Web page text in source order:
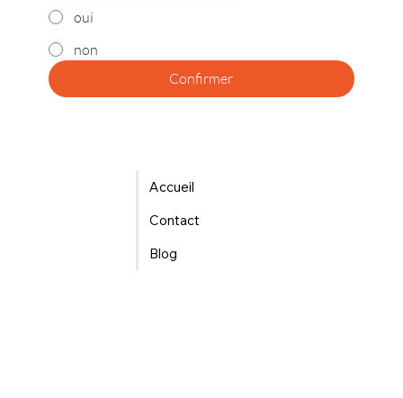
oui
non
Confirmer
Accueil
Contact
Blog